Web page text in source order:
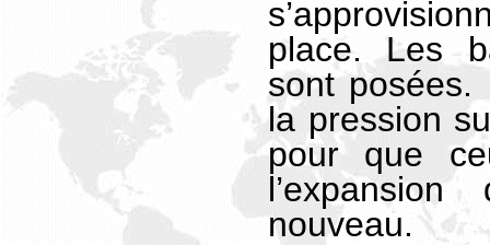
place. Les
sont posées.
la pression
pour que
nouveau.